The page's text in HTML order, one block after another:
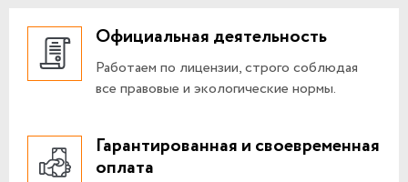
Официальная деятельность
Работаем по лицензии, строго соблюдая
все правовые и экологические нормы.
Гарантированная и своевременная
оплата